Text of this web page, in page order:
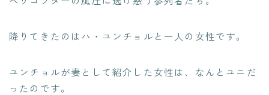
降りてきたのはハ・ユンチョルと一人の女性です。
ユンチョルが妻として紹介した女性は、なんとユニだ
ったのです。